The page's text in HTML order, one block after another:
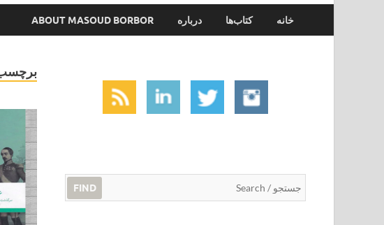
خانه کتاب‌ها درباره ABOUT MASOUD BORBOR
FIND